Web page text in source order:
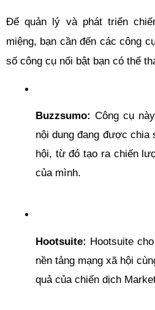
Để quản lý và phát triển
miệng, bạn cần đến các công
số công cụ nổi bật bạn có thể
Buzzsumo: Công cụ
nội dung đang được chia
hội, từ đó tạo ra chiến
của mình.
Hootsuite: Hootsuite
nền tảng mạng xã hội
quả của chiến dịch